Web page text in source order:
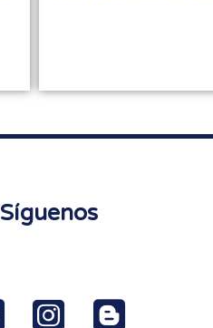
Síguenos